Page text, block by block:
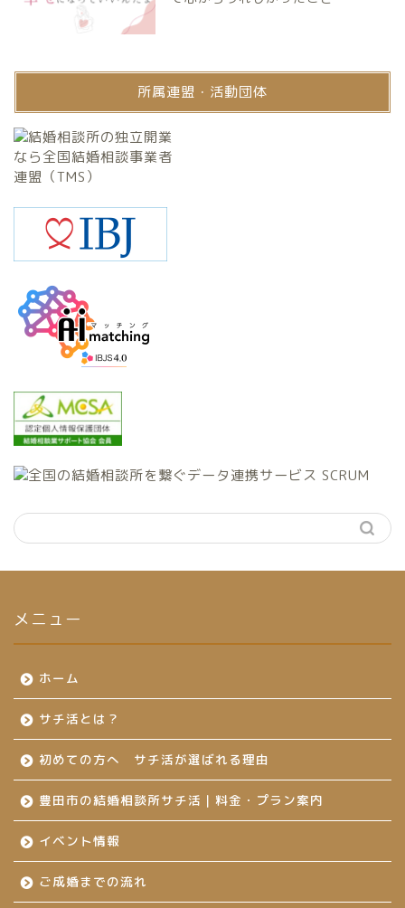
所属連盟・活動団体
メニュー
ホーム
サチ活とは？
初めての方へ サチ活が選ばれる理由
豊田市の結婚相談所サチ活｜料金・プラン案内
イベント情報
ご成婚までの流れ